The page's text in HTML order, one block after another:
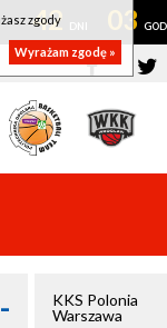
42 03
KKS Polonia
Warszawa
zgody
Wyrażam zgodę »